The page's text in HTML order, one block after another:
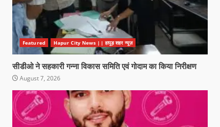
Featured Hapur City News || हापुड़ शहर न्यूज़
सीडीओ ने सहकारी गन्ना विकास समिति एवं गोदाम का किया निरीक्षण
August 7, 2026